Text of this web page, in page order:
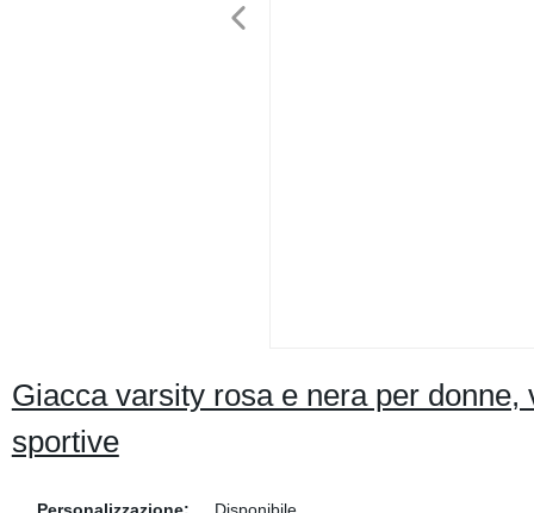
Giacca varsity rosa e nera per
sportive